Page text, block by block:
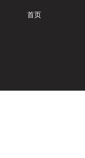
首页